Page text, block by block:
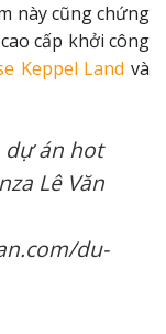
này cũng chứng
cấp khởi công
Keppel Land và
dự án hot
Lê Văn
du-